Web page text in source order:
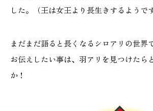
した。（王は女王より長生きするようです
まだまだ語ると長くなるシロアリの世界
お伝えしたい事は、羽アリを見つけたら
か！